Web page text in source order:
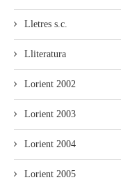
Lletres s.c.
Lliteratura
Lorient 2002
Lorient 2003
Lorient 2004
Lorient 2005